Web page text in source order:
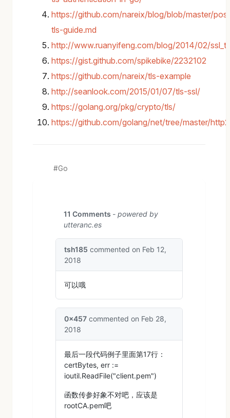
https://github.com/nareix/blog/blob/master/
tls-guide.md
http://www.ruanyifeng.com/blog/2014/02/
https://gist.github.com/spikebike/2232102
https://github.com/nareix/tls-example
http://seanlook.com/2015/01/07/tls-ssl/
https://golang.org/pkg/crypto/tls/
https://github.com/golang/net/tree/master/
Go